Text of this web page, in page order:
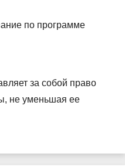
по программе
за собой право
не уменьшая ее